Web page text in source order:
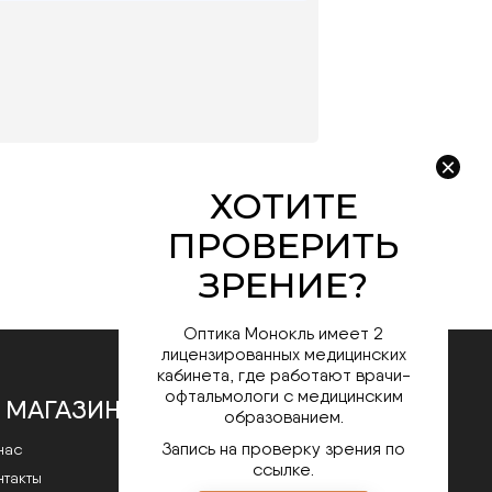
Оптика Монокль имеет 2
лицензированных медицинских
кабинета, где работают врачи-
офтальмологи с медицинским
образованием.
Запись на проверку зрения по
ссылке.